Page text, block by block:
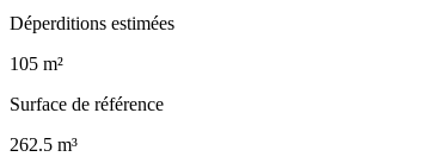
Déperditions estimées
105 m²
Surface de référence
262.5 m³